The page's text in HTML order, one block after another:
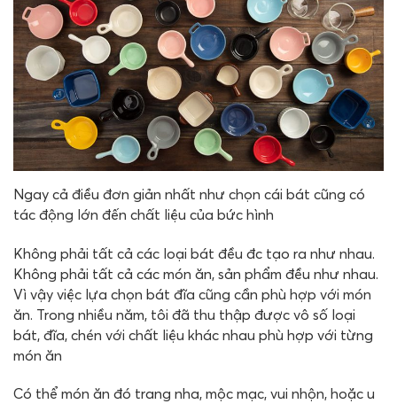
Ngay cả điều đơn giản nhất như chọn cái bát cũng có
tác động lớn đến chất liệu của bức hình
Không phải tất cả các loại bát đều đc tạo ra như nhau.
Không phải tất cả các món ăn, sản phẩm đều như nhau.
Vì vậy việc lựa chọn bát đĩa cũng cần phù hợp với món
ăn. Trong nhiều năm, tôi đã thu thập được vô số loại
bát, đĩa, chén với chất liệu khác nhau phù hợp với từng
món ăn
Có thể món ăn đó trang nha, mộc mạc, vui nhộn, hoặc u